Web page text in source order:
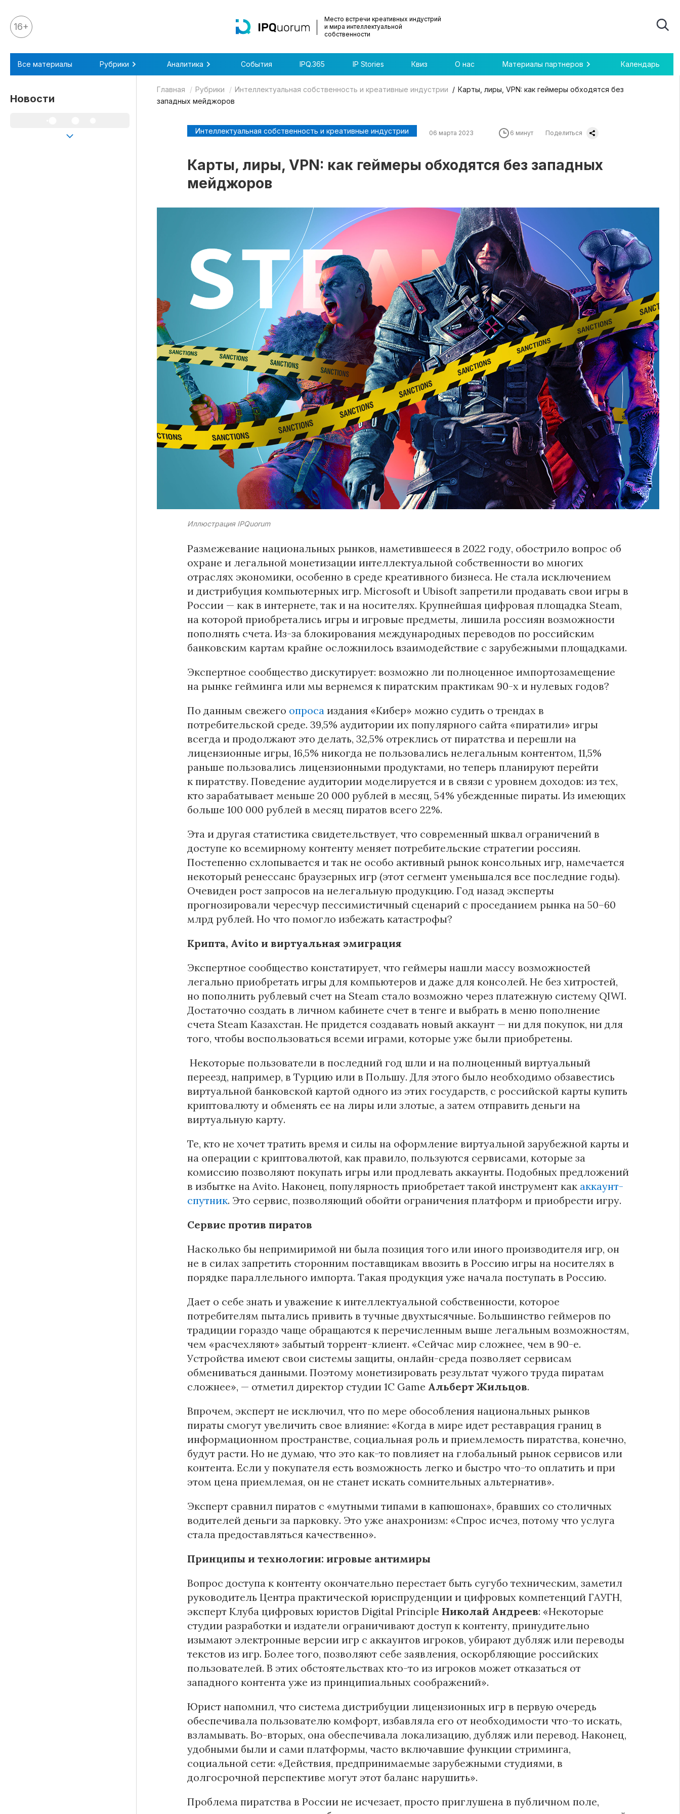
Все материалы
Аналитика
Аналитика
Интеллектуальная собственность и креативные индустрии
Смотрите нас в соцсетях и мессенджерах
16+
Место встречи креативных индустрий
и мира интеллектуальной
собственности
Все материалы Рубрики Аналитика События IPQ.365 IP Stories Квиз О нас Материалы партнеров Календарь
Новости
Главная Рубрики Интеллектуальная собственность и креативные индустрии
Карты, лиры, VPN: как геймеры обходятся без
западных мейджоров
Интеллектуальная собственность и креативные индустрии 06 марта 2023 6 минут Поделиться
Карты, лиры, VPN: как геймеры обходятся без западных
мейджоров
Иллюстрация IPQuorum
Размежевание национальных рынков, наметившееся в 2022 году, обострило вопрос об
охране и легальной монетизации интеллектуальной собственности во многих
отраслях экономики, особенно в среде креативного бизнеса. Не стала исключением
и дистрибуция компьютерных игр. Microsoft и Ubisoft запретили продавать свои игры в
России — как в интернете, так и на носителях. Крупнейшая цифровая площадка Steam,
на которой приобретались игры и игровые предметы, лишила россиян возможности
пополнять счета. Из-за блокирования международных переводов по российским
банковским картам крайне осложнилось взаимодействие с зарубежными площадками.
Экспертное сообщество дискутирует: возможно ли полноценное импортозамещение
на рынке гейминга или мы вернемся к пиратским практикам 90-х и нулевых годов?
По данным свежего опроса издания «Кибер» можно судить о трендах в
потребительской среде. 39,5% аудитории их популярного сайта «пиратили» игры
всегда и продолжают это делать, 32,5% отреклись от пиратства и перешли на
лицензионные игры, 16,5% никогда не пользовались нелегальным контентом, 11,5%
раньше пользовались лицензионными продуктами, но теперь планируют перейти
к пиратству. Поведение аудитории моделируется и в связи с уровнем доходов: из тех,
кто зарабатывает меньше 20 000 рублей в месяц, 54% убежденные пираты. Из имеющих
больше 100 000 рублей в месяц пиратов всего 22%.
Эта и другая статистика свидетельствует, что современный шквал ограничений в
доступе ко всемирному контенту меняет потребительские стратегии россиян.
Постепенно схлопывается и так не особо активный рынок консольных игр, намечается
некоторый ренессанс браузерных игр (этот сегмент уменьшался все последние годы).
Очевиден рост запросов на нелегальную продукцию. Год назад эксперты
прогнозировали чересчур пессимистичный сценарий с проседанием рынка на 50–60
млрд рублей. Но что помогло избежать катастрофы?
Крипта, Avito и виртуальная эмиграция
Экспертное сообщество констатирует, что геймеры нашли массу возможностей
легально приобретать игры для компьютеров и даже для консолей. Не без хитростей,
но пополнить рублевый счет на Steam стало возможно через платежную систему QIWI.
Достаточно создать в личном кабинете счет в тенге и выбрать в меню пополнение
счета Steam Казахстан. Не придется создавать новый аккаунт — ни для покупок, ни для
того, чтобы воспользоваться всеми играми, которые уже были приобретены.
Некоторые пользователи в последний год шли и на полноценный виртуальный
переезд, например, в Турцию или в Польшу. Для этого было необходимо обзавестись
виртуальной банковской картой одного из этих государств, с российской карты купить
криптовалюту и обменять ее на лиры или злотые, а затем отправить деньги на
виртуальную карту.
Те, кто не хочет тратить время и силы на оформление виртуальной зарубежной карты и
на операции с криптовалютой, как правило, пользуются сервисами, которые за
комиссию позволяют покупать игры или продлевать аккаунты. Подобных предложений
в избытке на Avito. Наконец, популярность приобретает такой инструмент как аккаунт-
спутник. Это сервис, позволяющий обойти ограничения платформ и приобрести игру.
Сервис против пиратов
Насколько бы непримиримой ни была позиция того или иного производителя игр, он
не в силах запретить сторонним поставщикам ввозить в Россию игры на носителях в
порядке параллельного импорта. Такая продукция уже начала поступать в Россию.
Дает о себе знать и уважение к интеллектуальной собственности, которое
потребителям пытались привить в тучные двухтысячные. Большинство геймеров по
традиции гораздо чаще обращаются к перечисленным выше легальным возможностям,
чем «расчехляют» забытый торрент-клиент. «Сейчас мир сложнее, чем в 90-е.
Устройства имеют свои системы защиты, онлайн-среда позволяет сервисам
обмениваться данными. Поэтому монетизировать результат чужого труда пиратам
сложнее», — отметил директор студии 1С Game Альберт Жильцов.
Впрочем, эксперт не исключил, что по мере обособления национальных рынков
пираты смогут увеличить свое влияние: «Когда в мире идет реставрация границ в
информационном пространстве, социальная роль и приемлемость пиратства, конечно,
будут расти. Но не думаю, что это как-то повлияет на глобальный рынок сервисов или
контента. Если у покупателя есть возможность легко и быстро что-то оплатить и при
этом цена приемлемая, он не станет искать сомнительных альтернатив».
Эксперт сравнил пиратов с «мутными типами в капюшонах», бравших со столичных
водителей деньги за парковку. Это уже анахронизм: «Спрос исчез, потому что услуга
стала предоставляться качественно».
Принципы и технологии: игровые антимиры
Вопрос доступа к контенту окончательно перестает быть сугубо техническим, заметил
руководитель Центра практической юриспруденции и цифровых компетенций ГАУГН,
эксперт Клуба цифровых юристов Digital Principle Николай Андреев: «Некоторые
студии разработки и издатели ограничивают доступ к контенту, принудительно
изымают электронные версии игр с аккаунтов игроков, убирают дубляж или переводы
текстов из игр. Более того, позволяют себе заявления, оскорбляющие российских
пользователей. В этих обстоятельствах кто-то из игроков может отказаться от
западного контента уже из принципиальных соображений».
Юрист напомнил, что система дистрибуции лицензионных игр в первую очередь
обеспечивала пользователю комфорт, избавляла его от необходимости что-то искать,
взламывать. Во-вторых, она обеспечивала локализацию, дубляж или перевод. Наконец,
удобными были и сами платформы, часто включавшие функции стриминга,
социальной сети: «Действия, предпринимаемые зарубежными студиями, в
долгосрочной перспективе могут этот баланс нарушить».
Проблема пиратства в России не исчезает, просто приглушена в публичном поле,